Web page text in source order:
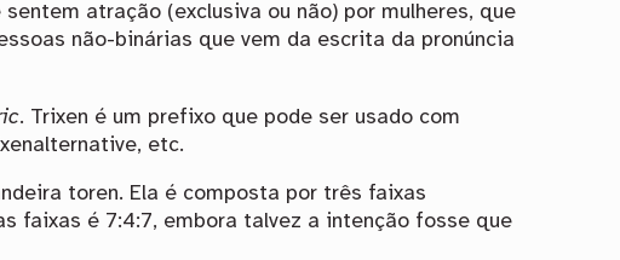
atração (exclusiva ou não) por mulheres, que
não-binárias que vem da escrita da pronúncia
. Trixen é um prefixo que pode ser usado com
etc.
toren. Ela é composta por três faixas
faixas é 7:4:7, embora talvez a intenção fosse que